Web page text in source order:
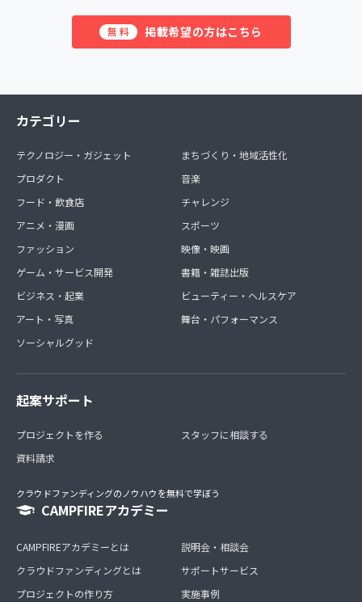
無料 掲載希望の方はこちら
カテゴリー
テクノロジー・ガジェット
プロダクト
フード・飲食店
アニメ・漫画
ファッション
ゲーム・サービス開発
ビジネス・起業
アート・写真
ソーシャルグッド
まちづくり・地域活性化
音楽
チャレンジ
スポーツ
映像・映画
書籍・雑誌出版
ビューティー・ヘルスケア
舞台・パフォーマンス
起案サポート
プロジェクトを作る
資料請求
スタッフに相談する
クラウドファンディングのノウハウを無料で学ぼう
CAMPFIREアカデミー
CAMPFIREアカデミーとは
クラウドファンディングとは
プロジェクトの作り方
説明会・相談会
サポートサービス
実施事例